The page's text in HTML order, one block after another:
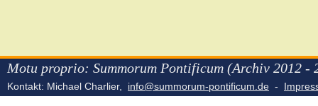
Motu proprio: Summorum Pontificum (Archiv 2012 -
Kontakt: Michael Charlier, info@summorum-pontificum.de -